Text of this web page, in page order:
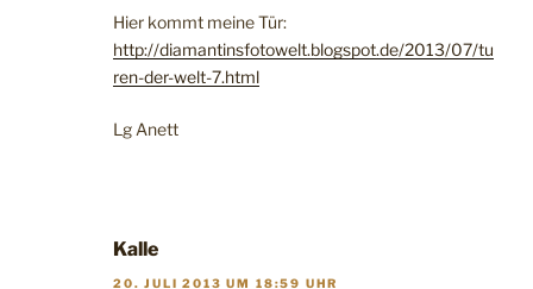
Hier kommt meine Tür:
http://diamantinsfotowelt.blogspot.de/2013/07/tu
ren-der-welt-7.html
Lg Anett
Kalle
20. JULI 2013 UM 18:59 UHR